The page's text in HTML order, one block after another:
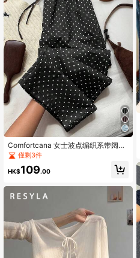
Comfortcana 女士波点编织系带阔腿
宽松休闲裤
僅剩3件
HK$109.00